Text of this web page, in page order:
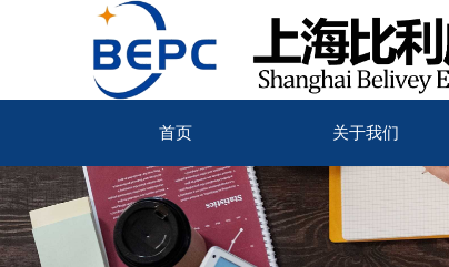
首页 关于我们